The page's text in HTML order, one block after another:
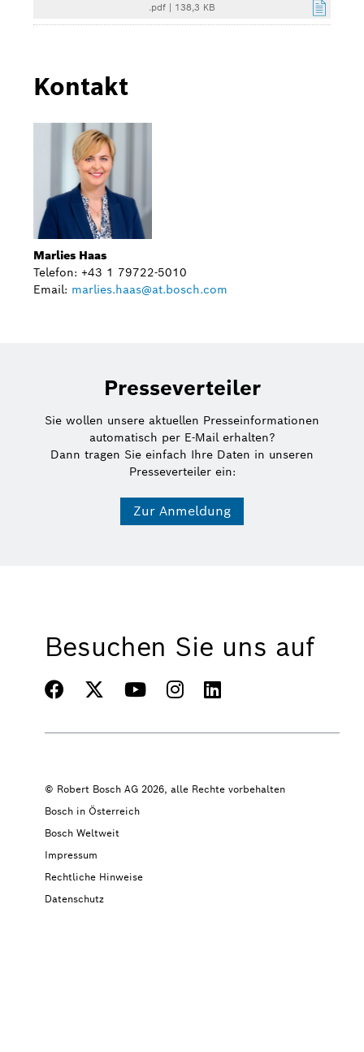
.pdf 138,3 KB
Kontakt
Marlies Haas
Telefon: +43 1 79722-5010
Email: marlies.haas@at.bosch.com
Presseverteiler
Sie wollen unsere aktuellen Presseinformationen
automatisch per E-Mail erhalten?
Dann tragen Sie einfach Ihre Daten in unseren
Presseverteiler ein:
Zur Anmeldung
Besuchen Sie uns auf
© Robert Bosch AG 2026, alle Rechte vorbehalten
Bosch in Österreich
Bosch Weltweit
Impressum
Rechtliche Hinweise
Datenschutz